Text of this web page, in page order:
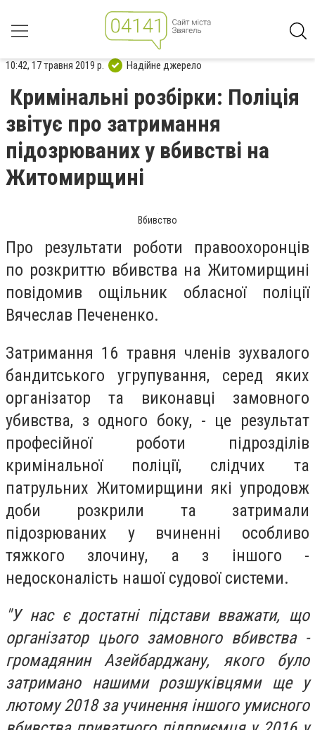
10:42, 17 травня 2019 р. Надійне джерело
Кримінальні розбірки: Поліція
звітує про затримання
підозрюваних у вбивстві на
Житомирщині
Вбивство
Про результати роботи правоохоронців
по розкриттю вбивства на Житомирщині
повідомив ощільник обласної поліції
Вячеслав Печененко.
Затримання 16 травня членів зухвалого
бандитського угрупування, серед яких
організатор та виконавці замовного
убивства, з одного боку, - це результат
професійної роботи підрозділів
кримінальної поліції, слідчих та
патрульних Житомирщини які упродовж
доби розкрили та затримали
підозрюваних у вчиненні особливо
тяжкого злочину, а з іншого -
недосконалість нашої судової системи.
"У нас є достатні підстави вважати, що
організатор цього замовного вбивства -
громадянин Азейбарджану, якого було
затримано нашими розшуківцями ще у
лютому 2018 за учинення іншого умисного